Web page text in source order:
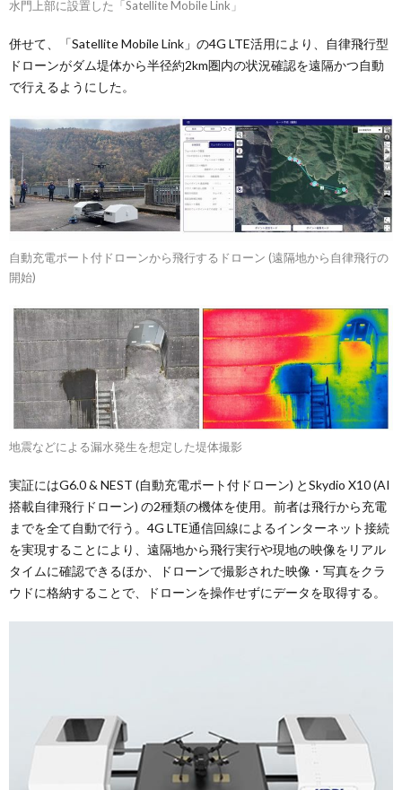
水門上部に設置した「Satellite Mobile Link」
併せて、「Satellite Mobile Link」の4G LTE活用により、自律飛行型
ドローンがダム堤体から半径約2km圏内の状況確認を遠隔かつ自動
で行えるようにした。
自動充電ポート付ドローンから飛行するドローン (遠隔地から自律飛行の
開始)
地震などによる漏水発生を想定した堤体撮影
実証にはG6.0 & NEST (自動充電ポート付ドローン) とSkydio X10 (AI
搭載自律飛行ドローン) の2種類の機体を使用。前者は飛行から充電
までを全て自動で行う。4G LTE通信回線によるインターネット接続
を実現することにより、遠隔地から飛行実行や現地の映像をリアル
タイムに確認できるほか、ドローンで撮影された映像・写真をクラ
ウドに格納することで、ドローンを操作せずにデータを取得する。